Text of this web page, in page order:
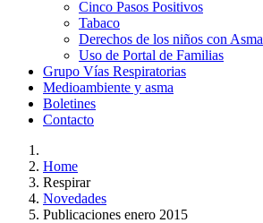
Cinco Pasos Positivos
Tabaco
Derechos de los niños con Asma
Uso de Portal de Familias
Grupo Vías Respiratorias
Medioambiente y asma
Boletines
Contacto
Home
Respirar
Novedades
Publicaciones enero 2015